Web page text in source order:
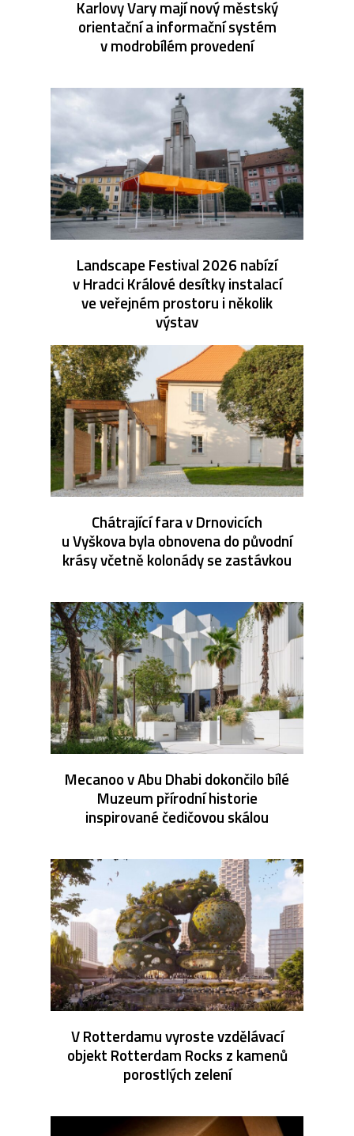
Karlovy Vary mají nový městský
orientační a informační systém
v modrobílém provedení
Landscape Festival 2026 nabízí
v Hradci Králové desítky instalací
ve veřejném prostoru i několik
výstav
Chátrající fara v Drnovicích
u Vyškova byla obnovena do původní
krásy včetně kolonády se zastávkou
Mecanoo v Abu Dhabi dokončilo bílé
Muzeum přírodní historie
inspirované čedičovou skálou
V Rotterdamu vyroste vzdělávací
objekt Rotterdam Rocks z kamenů
porostlých zelení